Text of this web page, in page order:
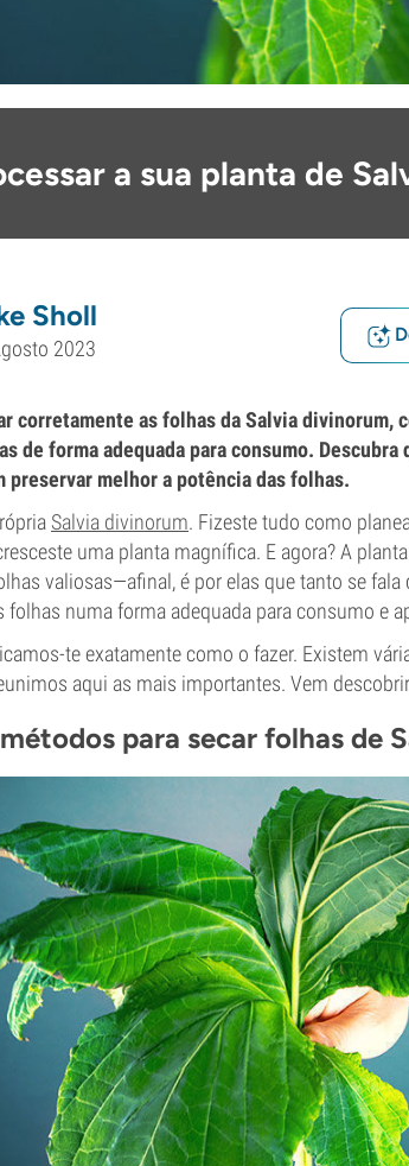
a sua planta de
Sholl
2023
corretamente as folhas da Salvia divinorum,
de forma adequada para consumo.
preservar melhor a potência das folhas.
Salvia divinorum. Fizeste tudo como
uma planta magnífica. E agora? A
valiosas—afinal, é por elas que tanto se fala
folhas numa forma adequada para consumo e
te exatamente como o fazer. Existem
aqui as mais importantes. Vem
para secar folhas de